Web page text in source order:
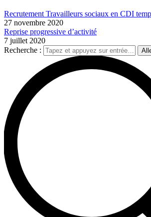
Recrutement Travailleurs sociaux en CDI
27 novembre 2020
Reprise progressive d’activité
7 juillet 2020
Recherche :